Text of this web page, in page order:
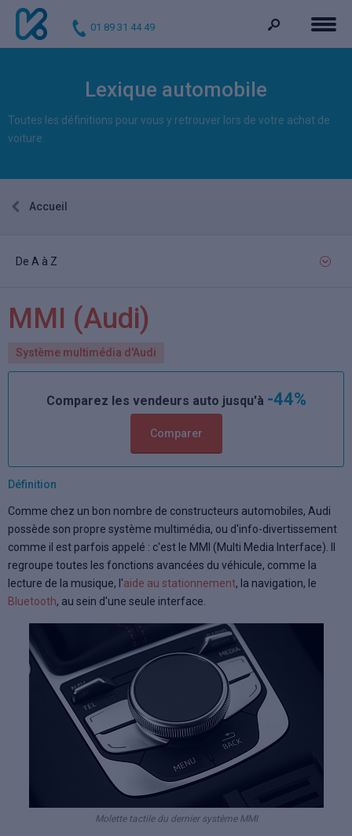
01 89 31 44 49
Lexique automobile
Toutes les définitions pour vous y retrouver lors de votre achat de
voiture.
Accueil
De A à Z
MMI (Audi)
Système multimédia d'Audi
Comparez les vendeurs auto jusqu'à -44%
Comparer
Définition
Comme chez un bon nombre de constructeurs automobiles, Audi
possède son propre système multimédia, ou d'info-divertissement
comme il est parfois appelé : c'est le MMI (Multi Media Interface). Il
regroupe toutes les fonctions avancées du véhicule, comme la
lecture de la musique, l'aide au stationnement, la navigation, le
Bluetooth, au sein d'une seule interface.
Molette tactile du dernier système MMI